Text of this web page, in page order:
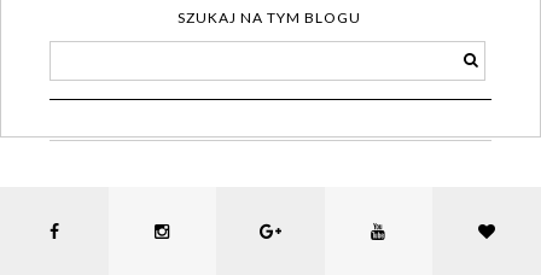
SZUKAJ NA TYM BLOGU